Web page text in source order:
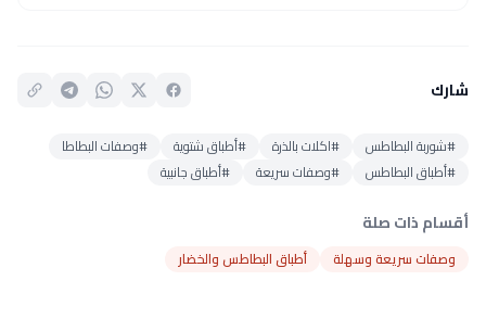
شارك
#شوربة البطاطس #اكلات بالذرة #أطباق شتوية
#وصفات البطاطا
#أطباق البطاطس
#وصفات سريعة #أطباق جانبية
أقسام ذات صلة
وصفات سريعة وسهلة أطباق البطاطس والخضار